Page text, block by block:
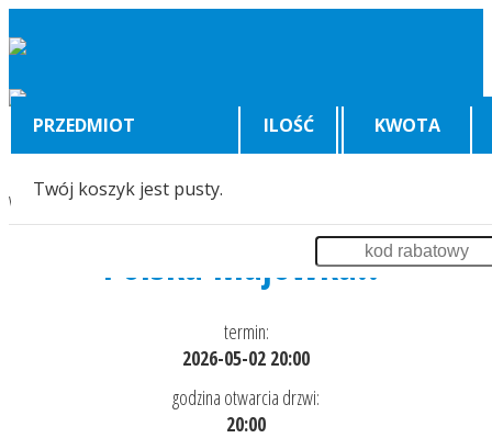
PRZEDMIOT ILOŚĆ KWOTA
Twój koszyk jest pusty.
Wyświetlenia:2546
Polska Majówka!!
termin:
2026-05-02 20:00
godzina otwarcia drzwi:
20:00